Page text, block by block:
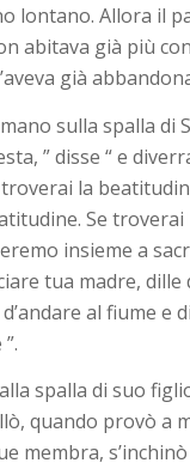
lontano. Allora il
abitava già più
già
sulla spalla di
” disse “ e
la
Se troverai
insieme a
tua madre, dille
al fiume e
spalla di suo
quando provò a
membra,